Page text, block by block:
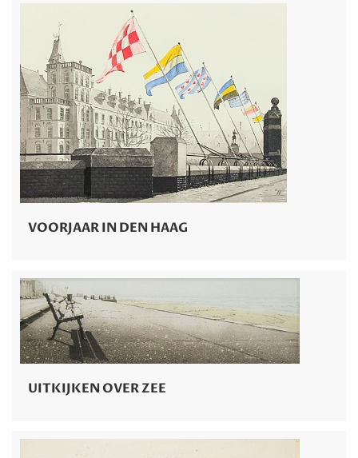
VOORJAAR IN DEN HAAG
UITKIJKEN OVER ZEE